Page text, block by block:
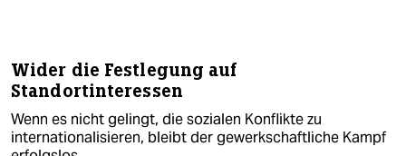
nord
wahrheit
Wider die Festlegung auf
Standortinteressen
Wenn es nicht gelingt, die sozialen Konflikte zu
internationalisieren, bleibt der gewerkschaftliche Kampf